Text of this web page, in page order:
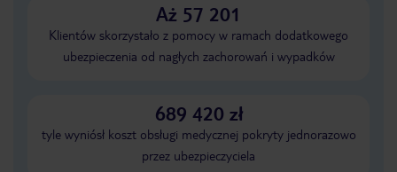
Aż 57 201
Klientów skorzystało z pomocy w ramach dodatkowego
ubezpieczenia od nagłych zachorowań i wypadków
689 420 zł
tyle wyniósł koszt obsługi medycznej pokryty jednorazowo
przez ubezpieczyciela